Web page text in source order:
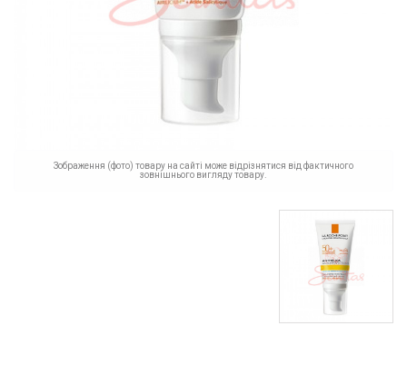
Зображення (фото) товару на сайті може відрізнятися від фактичного
зовнішнього вигляду товару.